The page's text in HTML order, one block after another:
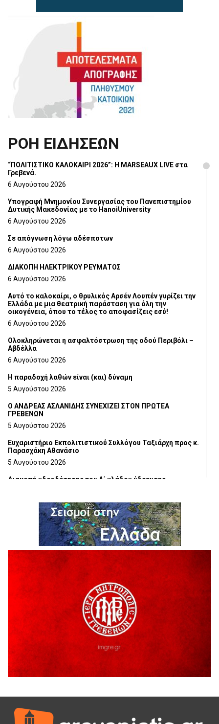
ΡΟΗ ΕΙΔΗΣΕΩΝ
“ΠΟΛΙΤΙΣΤΙΚΟ ΚΑΛΟΚΑΙΡΙ 2026”: Η MARSEAUX LIVE στα
Γρεβενά.
6 Αυγούστου 2026
Υπογραφή Μνημονίου Συνεργασίας του Πανεπιστημίου
Δυτικής Μακεδονίας με το HanoiUniversity
6 Αυγούστου 2026
Σε απόγνωση λόγω αδέσποτων
6 Αυγούστου 2026
ΔΙΑΚΟΠΗ ΗΛΕΚΤΡΙΚΟΥ ΡΕΥΜΑΤΟΣ
6 Αυγούστου 2026
Αυτό το καλοκαίρι, ο θρυλικός Αρσέν Λουπέν γυρίζει την
Ελλάδα με μια θεατρική παράσταση για όλη την
οικογένεια, όπου το τέλος το αποφασίζεις εσύ!
6 Αυγούστου 2026
Ολοκληρώνεται η ασφαλτόστρωση της οδού Περιβόλι –
Αβδέλλα
6 Αυγούστου 2026
H παραδοχή λαθών είναι (και) δύναμη
5 Αυγούστου 2026
Ο ΑΝΔΡΕΑΣ ΑΣΛΑΝΙΔΗΣ ΣΥΝΕΧΙΖΕΙ ΣΤΟΝ ΠΡΩΤΕΑ
ΓΡΕΒΕΝΩΝ
5 Αυγούστου 2026
Ευχαριστήριο Εκπολιτιστικού Συλλόγου Ταξιάρχη προς κ.
Παρασχάκη Αθανάσιο
5 Αυγούστου 2026
Διακοπή υδροδότησης του Α΄ κλάδου ύδρευσης
Η Marseaux στα Γρεβενά για μια μοναδική συναυλία
5 Αυγούστου 2026
Θερινό Σινεμά στο πλαίσιο του «Πολιτιστικού
Καλοκαιριού 2026» με την βραβευμένη ταινία «Μικρές
Ανάσες».
5 Αυγούστου 2026
Γρεβενά: Συνελήφθη 18χρονος αλλοδαπός, για κλοπή
εξοπλισμού γυμναστηρίου
ΑΗ ΛΑΟΣ | 5 Αυγούστου | Υπαίθριο Θέατρο “Καστράκι”,
5 Αυγούστου 2026
41η Γιορτή Κρασιού στο Τρίκωμο – «Γιορτή Παράδοσης»
5 Αυγούστου 2026
ΕΥΧΑΡΙΣΤΙΕΣ Φυσιολατρικού Συλλόγου Γρεβενών